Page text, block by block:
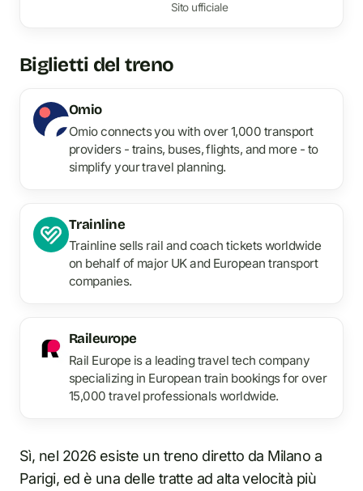
Sito ufficiale
Biglietti del treno
Omio
Omio connects you with over 1,000 transport
providers - trains, buses, flights, and more - to
simplify your travel planning.
Trainline
Trainline sells rail and coach tickets worldwide
on behalf of major UK and European transport
companies.
Raileurope
Rail Europe is a leading travel tech company
specializing in European train bookings for over
15,000 travel professionals worldwide.
Sì, nel 2026 esiste un treno diretto da Milano a
Parigi, ed è una delle tratte ad alta velocità più